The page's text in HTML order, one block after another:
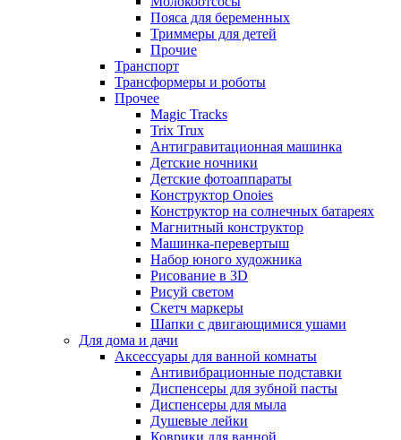
Пояса для беременных
Триммеры для детей
Прочие
Транспорт
Трансформеры и роботы
Прочее
Magic Tracks
Trix Trux
Антигравитационная машинка
Детские ночники
Детские фотоаппараты
Конструктор Onoies
Конструктор на солнечных батареях
Магнитный конструктор
Машинка-перевертыш
Набор юного художника
Рисование в 3D
Рисуй светом
Скетч маркеры
Шапки с двигающимися ушами
Для дома и дачи
Аксессуары для ванной комнаты
Антивибрационные подставки
Диспенсеры для зубной пасты
Диспенсеры для мыла
Душевые лейки
Коврики для ванной